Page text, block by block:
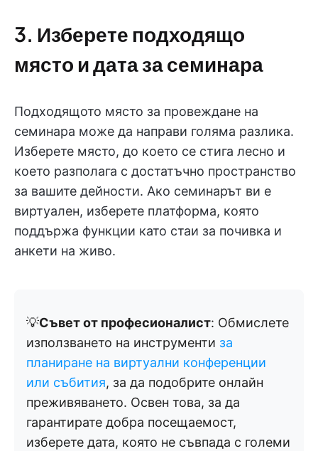
3. Изберете подходящо
място и дата за семинара
Подходящото място за провеждане на
семинара може да направи голяма разлика.
Изберете място, до което се стига лесно и
което разполага с достатъчно пространство
за вашите дейности. Ако семинарът ви е
виртуален, изберете платформа, която
поддържа функции като стаи за почивка и
анкети на живо.
💡Съвет от професионалист: Обмислете
използването на инструменти за
планиране на виртуални конференции
или събития, за да подобрите онлайн
преживяването. Освен това, за да
гарантирате добра посещаемост,
изберете дата, която не съвпада с големи